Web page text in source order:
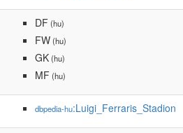
DF (hu)
FW(hu)
GK(hu)
MF (hu)
dbpedia-hu:Luigi_Ferraris_Stadion